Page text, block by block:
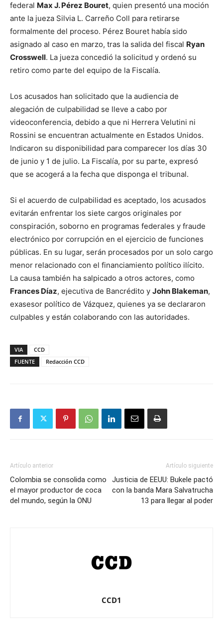
federal Max J. Pérez Bouret, quien presentó una moción
ante la jueza Silvia L. Carreño Coll para retirarse
formalmente del proceso. Pérez Bouret había sido
asignado al caso en marzo, tras la salida del fiscal Ryan
Crosswell. La jueza concedió la solicitud y ordenó su
retiro como parte del equipo de la Fiscalía.
Los acusados han solicitado que la audiencia de
alegación de culpabilidad se lleve a cabo por
videoconferencia, debido a que ni Herrera Velutini ni
Rossini se encuentran actualmente en Estados Unidos.
Indicaron su disponibilidad para comparecer los días 30
de junio y 1 de julio. La Fiscalía, por su parte, expresó
que se acogerá a la fecha que disponga el tribunal.
Si el acuerdo de culpabilidad es aceptado, los acusados
evitarán enfrentar los siete cargos originales por
conspiración, soborno en programas federales y fraude
electrónico por corrupción en el ejercicio de funciones
públicas. En su lugar, serán procesados por un solo cargo
menor relacionado con el financiamiento político ilícito.
La causa también ha salpicado a otros actores, como
Frances Díaz, ejecutiva de Bancrédito y John Blakeman,
exasesor político de Vázquez, quienes ya se declararon
culpables y están colaborando con las autoridades.
VIA
CCD
FUENTE
Redacción CCD
Artículo anterior
Colombia se consolida como
el mayor productor de coca
del mundo, según la ONU
Artículo siguiente
Justicia de EEUU: Bukele pactó
con la banda Mara Salvatrucha
13 para llegar al poder
CCD1